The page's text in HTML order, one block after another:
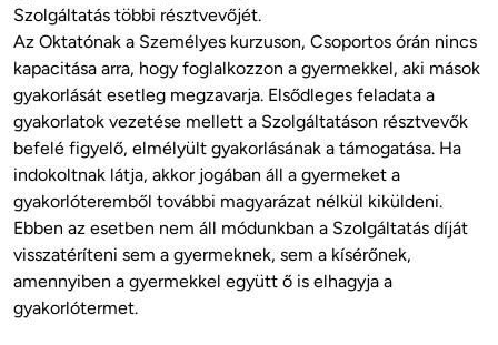
Szolgáltatás többi résztvevőjét.
Az Oktatónak a Személyes kurzuson, Csoportos órán nincs
kapacitása arra, hogy foglalkozzon a gyermekkel, aki mások
gyakorlását esetleg megzavarja. Elsődleges feladata a
gyakorlatok vezetése mellett a Szolgáltatáson résztvevők
befelé figyelő, elmélyült gyakorlásának a támogatása. Ha
indokoltnak látja, akkor jogában áll a gyermeket a
gyakorlóteremből további magyarázat nélkül kiküldeni.
Ebben az esetben nem áll módunkban a Szolgáltatás díját
visszatéríteni sem a gyermeknek, sem a kísérőnek,
amennyiben a gyermekkel együtt ő is elhagyja a